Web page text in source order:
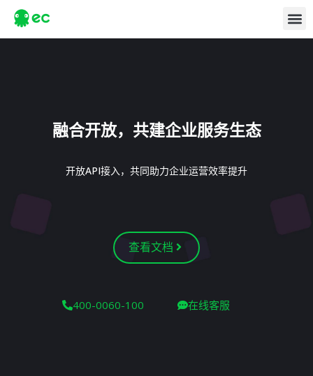
融合开放，共建企业服务生态
开放API接入，共同助力企业运营效率提升
查看文档
400-0060-100 在线客服